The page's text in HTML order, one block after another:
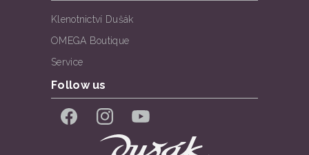
Klenotnictví Dušák
OMEGA Boutique
Service
Follow us
FacebookInstagramYouTube